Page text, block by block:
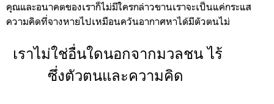
คุณและอนาคตของเราก็ไม่มีใครกล่าวขานเราจะเป็นแค่กระแส
ความคิดที่จางหายไปเหมือนควันอากาศหาได้มีตัวตนไม่
เราไม่ใช่อื่นใดนอกจากมวลชน ไร้
ซึ่งตัวตนและความคิด